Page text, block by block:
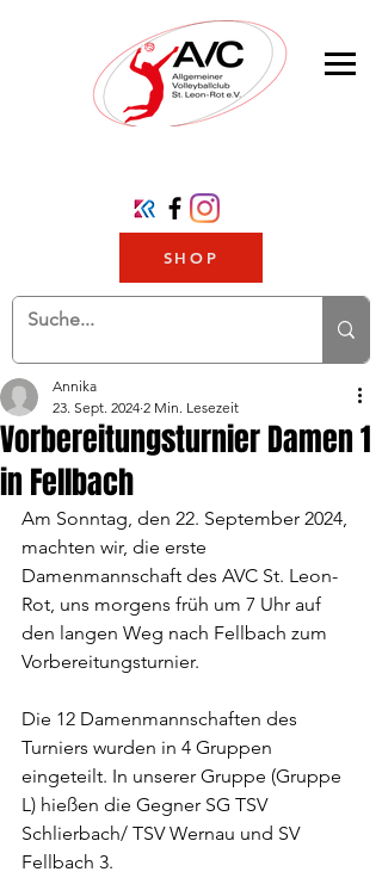
SHOP
Vorbereitungsturnier Damen 1
in Fellbach
Annika
23. Sept. 2024 2 Min. Lesezeit
Am Sonntag, den 22. September 2024,
machten wir, die erste
Damenmannschaft des AVC St. Leon-
Rot, uns morgens früh um 7 Uhr auf
den langen Weg nach Fellbach zum
Vorbereitungsturnier.
Die 12 Damenmannschaften des
Turniers wurden in 4 Gruppen
eingeteilt. In unserer Gruppe (Gruppe
L) hießen die Gegner SG TSV
Schlierbach/ TSV Wernau und SV
Fellbach 3.